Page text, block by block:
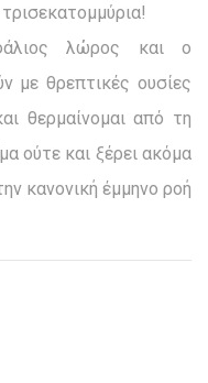
λώρος και ο
με θρεπτικές ουσίες
θερμαίνομαι από τη
ούτε και ξέρει ακόμα
κανονική έμμηνο ροή